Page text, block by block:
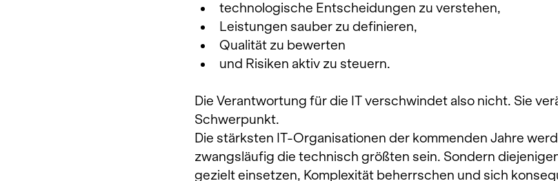
technologische Entscheidungen zu verstehen,
Leistungen sauber zu definieren,
Qualität zu bewerten
und Risiken aktiv zu steuern.
Die Verantwortung für die IT verschwindet also nicht. Sie
Schwerpunkt.
Die stärksten IT-Organisationen der kommenden Jahre
zwangsläufig die technisch größten sein. Sondern
gezielt einsetzen, Komplexität beherrschen und sich